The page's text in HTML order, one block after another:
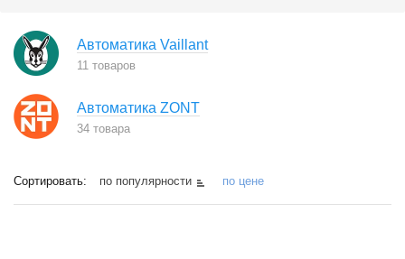
Автоматика Vaillant
11 товаров
Автоматика ZONT
34 товара
Сортировать: по популярности по цене